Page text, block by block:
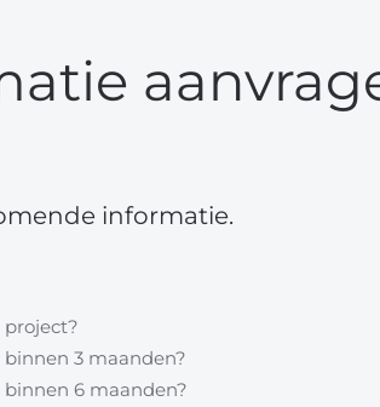
informatie.
project?
binnen 3 maanden?
binnen 6 maanden?